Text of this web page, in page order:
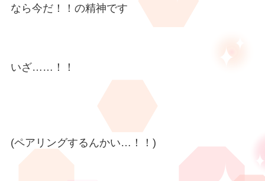
なら今だ！！の精神です
いざ……！！
(ペアリングするんかい…！！)